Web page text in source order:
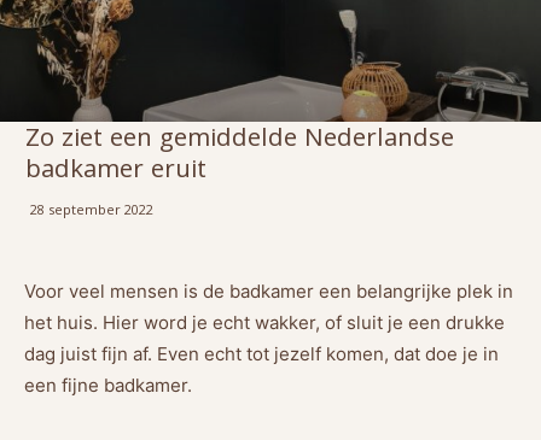
Zo ziet een gemiddelde Nederlandse
badkamer eruit
28 september 2022
Voor veel mensen is de badkamer een belangrijke plek in
het huis. Hier word je echt wakker, of sluit je een drukke
dag juist fijn af. Even echt tot jezelf komen, dat doe je in
een fijne badkamer.